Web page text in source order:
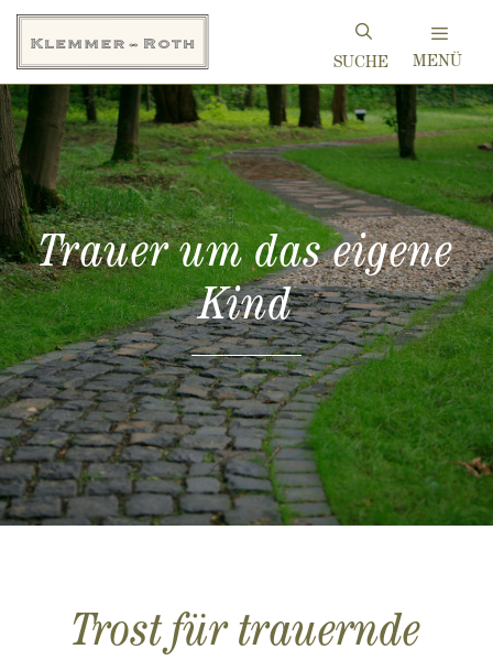
Zum
Inhalt
springen
MENÜ
Trauer um das eigene
Kind
Trost für trauernde